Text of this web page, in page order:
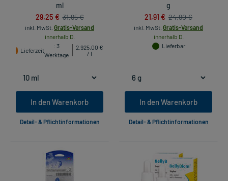
ml
29,25 € 31,95 €
inkl. MwSt. Gratis-Versand
innerhalb D.
Lieferzeit
: 3
Werktage
2.925,00 €
/ l
In den Warenkorb
Detail- & Pflichtinformationen
g
21,91 € 24,90 €
inkl. MwSt. Gratis-Versand
innerhalb D.
Lieferbar
In den Warenkorb
Detail- & Pflichtinformationen